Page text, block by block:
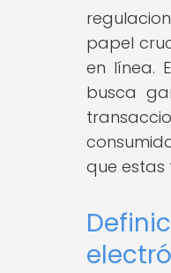
papel
en línea.
busca
que estas